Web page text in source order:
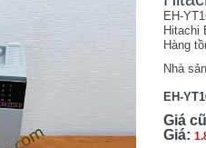
EH-
Hitachi
Hàng
Nhà
EH-
Giá
Giá: